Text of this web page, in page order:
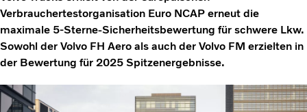
Verbrauchertestorganisation Euro NCAP erneut die
maximale 5-Sterne-Sicherheitsbewertung für schwere Lkw.
Sowohl der Volvo FH Aero als auch der Volvo FM erzielten in
der Bewertung für 2025 Spitzenergebnisse.